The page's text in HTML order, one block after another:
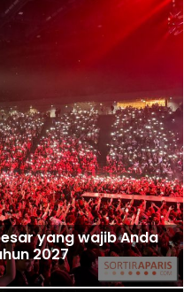
yang wajib Anda
2027